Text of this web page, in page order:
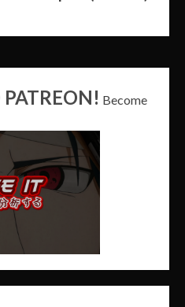
Become